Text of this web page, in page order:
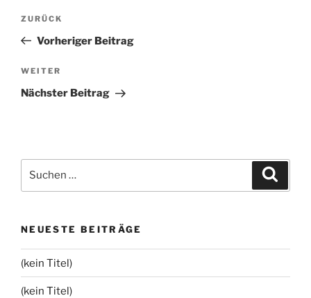
Beitragsnavigation
Vorheriger
Beitrag
ZURÜCK
Vorheriger Beitrag
Nächster
Beitrag
WEITER
Nächster Beitrag
nach:
NEUESTE BEITRÄGE
(kein Titel)
(kein Titel)